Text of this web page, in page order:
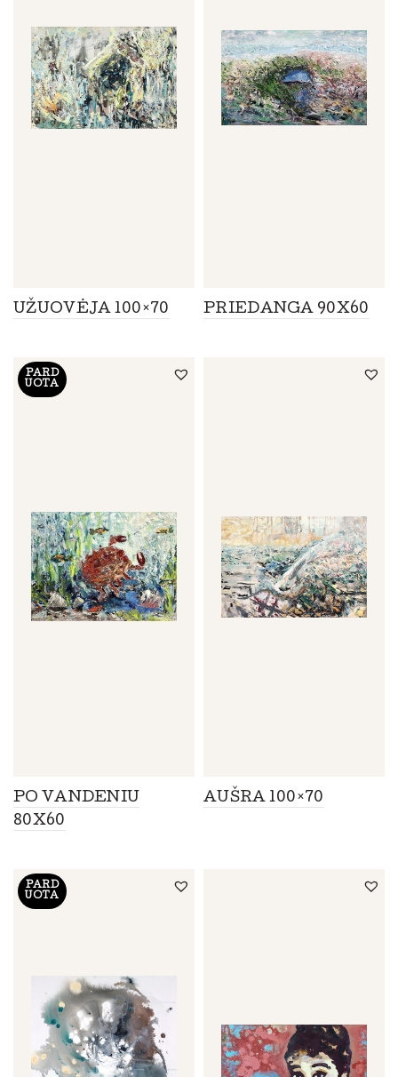
UŽUOVĖJA 100×70 PRIEDANGA 90X60
PARD
UOTA
PO VANDENIU
80X60
AUŠRA 100×70
PARD
UOTA